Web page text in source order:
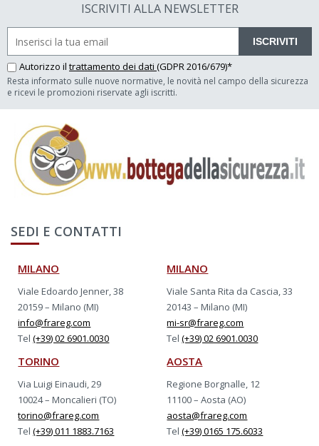
ISCRIVITI ALLA NEWSLETTER
ISCRIVITI
Autorizzo il trattamento dei dati (GDPR 2016/679)*
Resta informato sulle nuove normative, le novità nel campo della sicurezza
e ricevi le promozioni riservate agli iscritti.
SEDI E CONTATTI
MILANO
Viale Edoardo Jenner, 38
20159 – Milano (MI)
info@frareg.com
Tel(+39) 02 6901.0030
MILANO
Viale Santa Rita da Cascia, 33
20143 – Milano (MI)
mi-sr@frareg.com
Tel(+39) 02 6901.0030
TORINO
Via Luigi Einaudi, 29
10024 – Moncalieri (TO)
torino@frareg.com
Tel(+39) 011 1883.7163
AOSTA
Regione Borgnalle, 12
11100 – Aosta (AO)
aosta@frareg.com
Tel(+39) 0165 175.6033